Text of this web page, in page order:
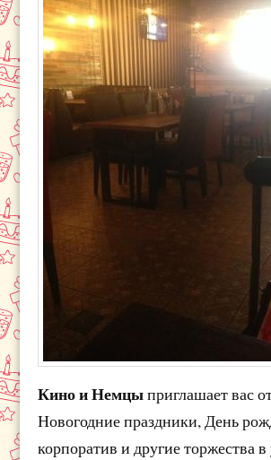
Кино и Немцыприглашает вас
Новогодние праздники, День
корпоратив и другие торжества